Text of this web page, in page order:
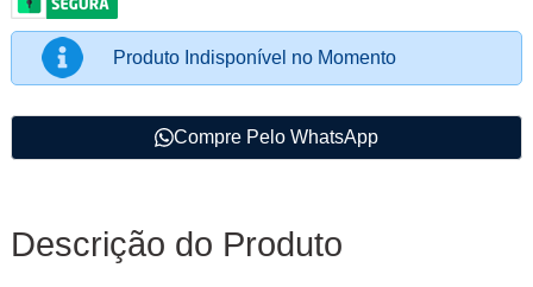
Produto Indisponível no Momento
Compre Pelo WhatsApp
Descrição do Produto